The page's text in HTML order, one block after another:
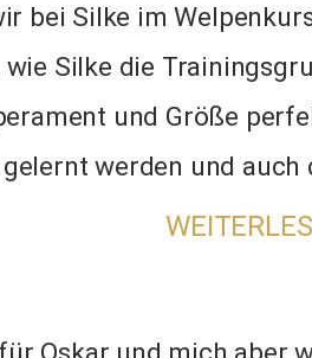
bei Silke im
Silke die
und Größe
werden und